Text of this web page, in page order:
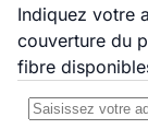
Indiquez votre
couverture du
fibre